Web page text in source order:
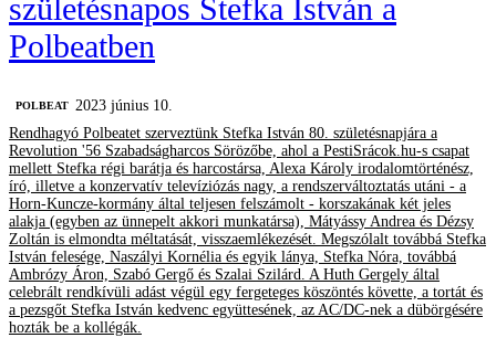
születésnapos Stefka István a
Polbeatben
‎POLBEAT 2023 június 10.
Rendhagyó Polbeatet szerveztünk Stefka István 80. születésnapjára a
Revolution '56 Szabadságharcos Sörözőbe, ahol a PestiSrácok.hu-s csapat
mellett Stefka régi barátja és harcostársa, Alexa Károly irodalomtörténész,
író, illetve a konzervatív televíziózás nagy, a rendszerváltoztatás utáni - a
Horn-Kuncze-kormány által teljesen felszámolt - korszakának két jeles
alakja (egyben az ünnepelt akkori munkatársa), Mátyássy Andrea és Dézsy
Zoltán is elmondta méltatását, visszaemlékezését. Megszólalt továbbá Stefka
István felesége, Naszályi Kornélia és egyik lánya, Stefka Nóra, továbbá
Ambrózy Áron, Szabó Gergő és Szalai Szilárd. A Huth Gergely által
celebrált rendkívüli adást végül egy fergeteges köszöntés követte, a tortát és
a pezsgőt Stefka István kedvenc együttesének, az AC/DC-nek a dübörgésére
hozták be a kollégák.